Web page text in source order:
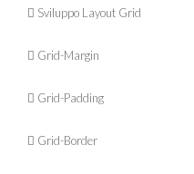
 Sviluppo Layout Grid
 Grid-Margin
 Grid-Padding
 Grid-Border